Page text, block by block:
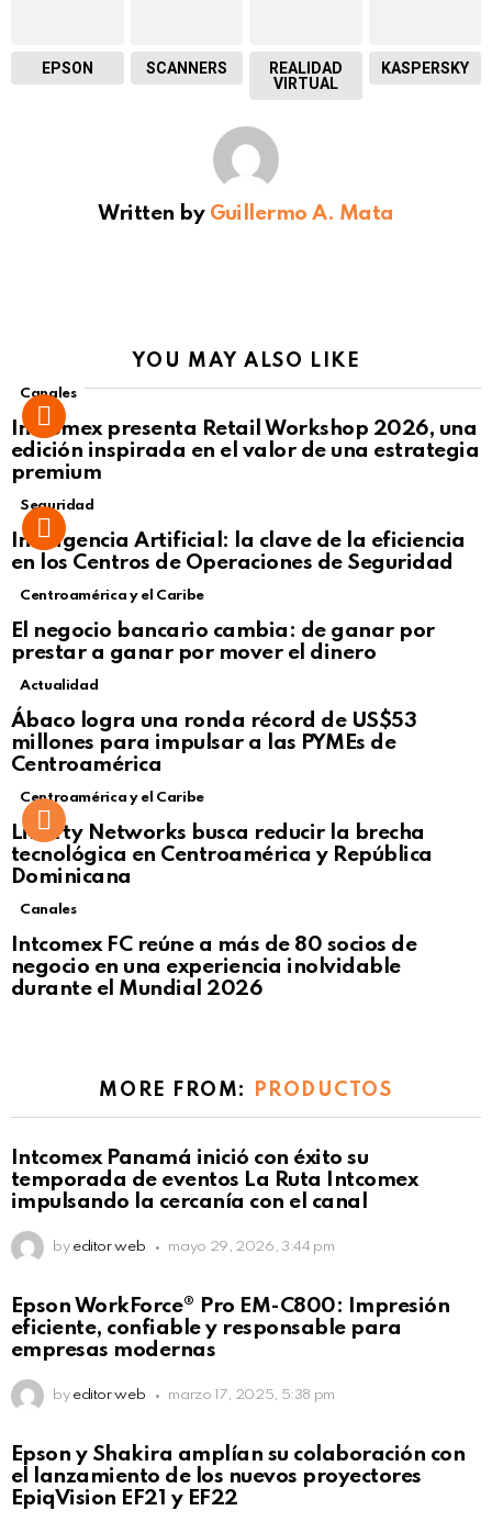
EPSON SCANNERS
REALIDAD
VIRTUAL
KASPERSKY
Written by Guillermo A. Mata
YOU MAY ALSO LIKE
Canales
Intcomex presenta Retail Workshop 2026, una
edición inspirada en el valor de una estrategia
premium
Seguridad
Inteligencia Artificial: la clave de la eficiencia
en los Centros de Operaciones de Seguridad
Centroamérica y el Caribe
El negocio bancario cambia: de ganar por
prestar a ganar por mover el dinero
Not Safe For Work
Click to view this post
Actualidad
Ábaco logra una ronda récord de US$53
millones para impulsar a las PYMEs de
Centroamérica
Centroamérica y el Caribe
Liberty Networks busca reducir la brecha
tecnológica en Centroamérica y República
Dominicana
Canales
Intcomex FC reúne a más de 80 socios de
negocio en una experiencia inolvidable
durante el Mundial 2026
MORE FROM: PRODUCTOS
Intcomex Panamá inició con éxito su
temporada de eventos La Ruta Intcomex
impulsando la cercanía con el canal
by editor web mayo 29, 2026, 3:44 pm
Epson WorkForce® Pro EM-C800: Impresión
eficiente, confiable y responsable para
empresas modernas
by editor web marzo 17, 2025, 5:38 pm
Epson y Shakira amplían su colaboración con
el lanzamiento de los nuevos proyectores
EpiqVision EF21 y EF22